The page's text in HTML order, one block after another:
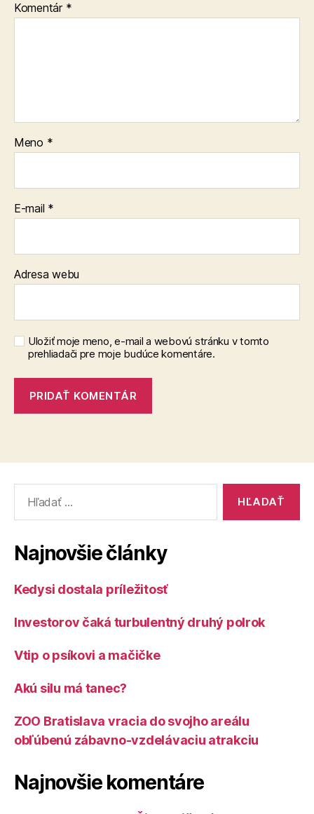
Komentár *
Meno *
E-mail *
Adresa webu
Uložiť moje meno, e-mail a webovú stránku v tomto
prehliadači pre moje budúce komentáre.
Najnovšie články
Kedysi dostala príležitosť
Investorov čaká turbulentný druhý polrok
Vtip o psíkovi a mačičke
Akú silu má tanec?
ZOO Bratislava vracia do svojho areálu
obľúbenú zábavno-vzdelávaciu atrakciu
Najnovšie komentáre